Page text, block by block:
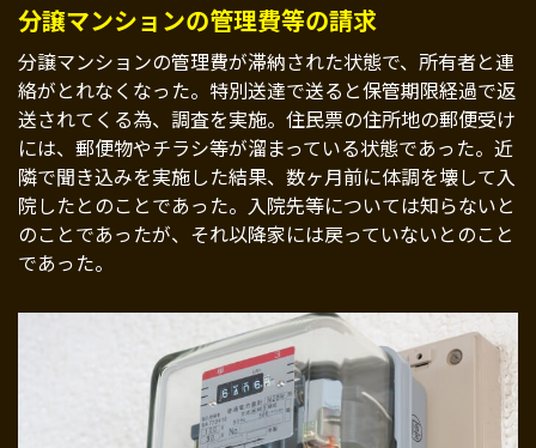
分譲マンションの管理費等の請求
分譲マンションの管理費が滞納された状態で、所有者と連
絡がとれなくなった。特別送達で送ると保管期限経過で返
送されてくる為、調査を実施。住民票の住所地の郵便受け
には、郵便物やチラシ等が溜まっている状態であった。近
隣で聞き込みを実施した結果、数ヶ月前に体調を壊して入
院したとのことであった。入院先等については知らないと
のことであったが、それ以降家には戻っていないとのこと
であった。